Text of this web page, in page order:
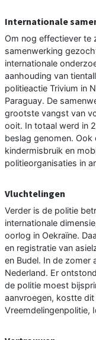
Internationale
Om nog effectiever te
samenwerking
internationale
aanhouding van
politieactie Trivium in
Paraguay. De
grootste vangst van
ooit. In totaal werd in
beslag genomen.
kindermisbruik en
politieorganisaties in
Vluchtelingen
Verder is de politie
internationale
oorlog in Oekraïne.
en registratie van
en Budel. In de zomer
Nederland. Er
de politie moest
aanvroegen, kostte
Vreemdelingenpolitie,